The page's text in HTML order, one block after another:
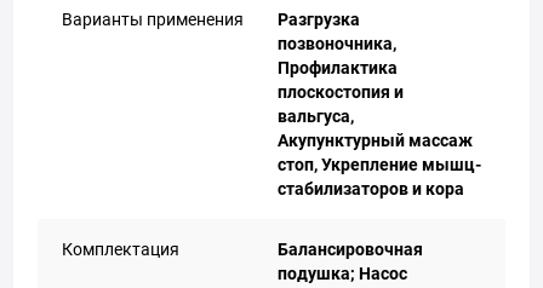
Варианты применения
Разгрузка
позвоночника,
Профилактика
плоскостопия и
вальгуса,
Акупунктурный массаж
стоп, Укрепление мышц-
стабилизаторов и кора
Комплектация
Балансировочная
подушка; Насос